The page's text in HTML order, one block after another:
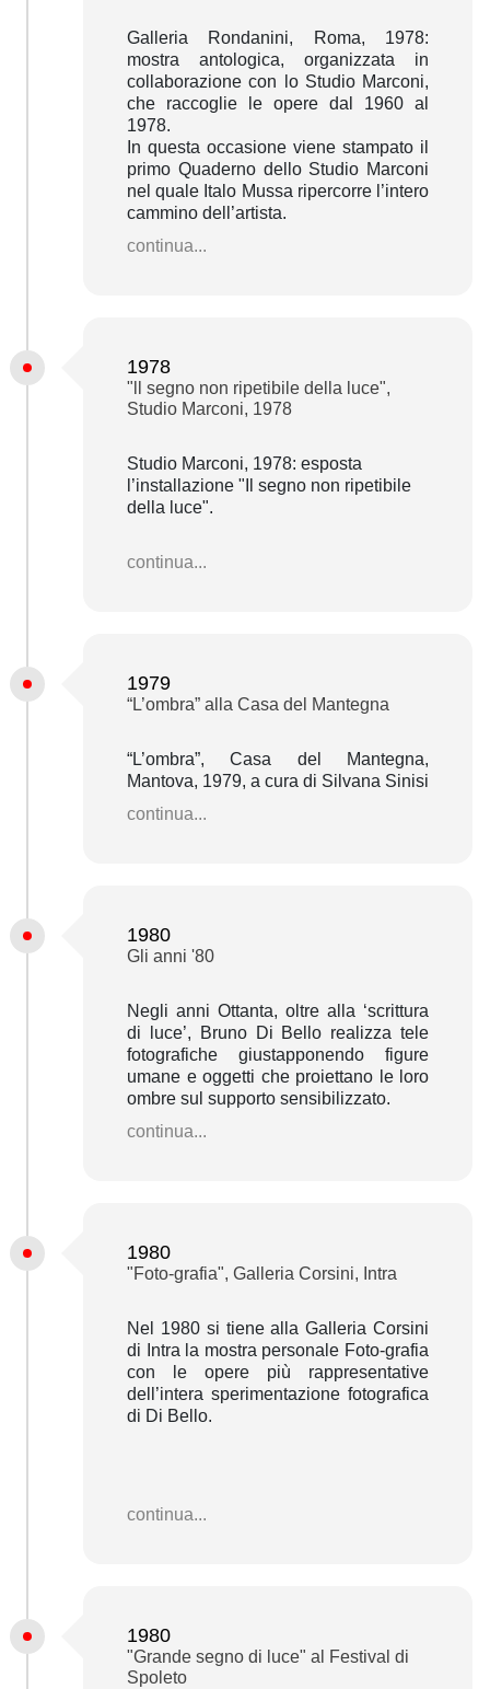
Galleria Rondanini, Roma, 1978:
mostra antologica, organizzata in
collaborazione con lo Studio Marconi,
che raccoglie le opere dal 1960 al
1978.
In questa occasione viene stampato il
primo Quaderno dello Studio Marconi
nel quale Italo Mussa ripercorre l’intero
cammino dell’artista.
continua...
1978
"ll segno non ripetibile della luce",
Studio Marconi, 1978
Studio Marconi, 1978: esposta
l’installazione "Il segno non ripetibile
della luce".
continua...
1979
“L’ombra” alla Casa del Mantegna
“L’ombra”, Casa del Mantegna,
Mantova, 1979, a cura di Silvana Sinisi
continua...
1980
Gli anni '80
Negli anni Ottanta, oltre alla ‘scrittura
di luce’, Bruno Di Bello realizza tele
fotografiche giustapponendo figure
umane e oggetti che proiettano le loro
ombre sul supporto sensibilizzato.
continua...
1980
"Foto-grafia", Galleria Corsini, Intra
Nel 1980 si tiene alla Galleria Corsini
di Intra la mostra personale Foto-grafia
con le opere più rappresentative
dell’intera sperimentazione fotografica
di Di Bello.
continua...
1980
"Grande segno di luce" al Festival di
Spoleto